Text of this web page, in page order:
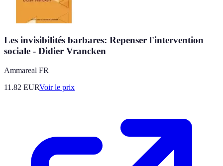
Les invisibilités barbares: Repenser l'intervention
sociale - Didier Vrancken
Ammareal FR
11.82 EURVoir le prix